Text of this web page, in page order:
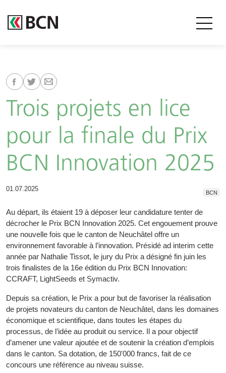
Trois projets en lice
pour la finale du Prix
BCN Innovation 2025
BCN
01.07.2025
Au départ, ils étaient 19 à déposer leur candidature tenter de
décrocher le Prix BCN Innovation 2025. Cet engouement prouve
une nouvelle fois que le canton de Neuchâtel offre un
environnement favorable à l’innovation. Présidé ad interim cette
année par Nathalie Tissot, le jury du Prix a désigné fin juin les
trois finalistes de la 16e édition du Prix BCN Innovation:
CCRAFT, LightSeeds et Symactiv.
Depuis sa création, le Prix a pour but de favoriser la réalisation
de projets novateurs du canton de Neuchâtel, dans les domaines
économique et scientifique, dans toutes les étapes du
processus, de l’idée au produit ou service. Il a pour objectif
d’amener une valeur ajoutée et de soutenir la création d’emplois
dans le canton. Sa dotation, de 150'000 francs, fait de ce
concours une référence au niveau suisse.